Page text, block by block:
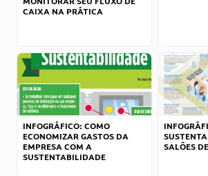
CAIXA NA PRÁTICA
INFOGRÁFICO: COMO
ECONOMIZAR GASTOS DA
EMPRESA COM A
SUSTENTABILIDADE
SALÕES